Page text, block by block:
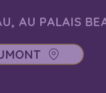
AU PALAIS